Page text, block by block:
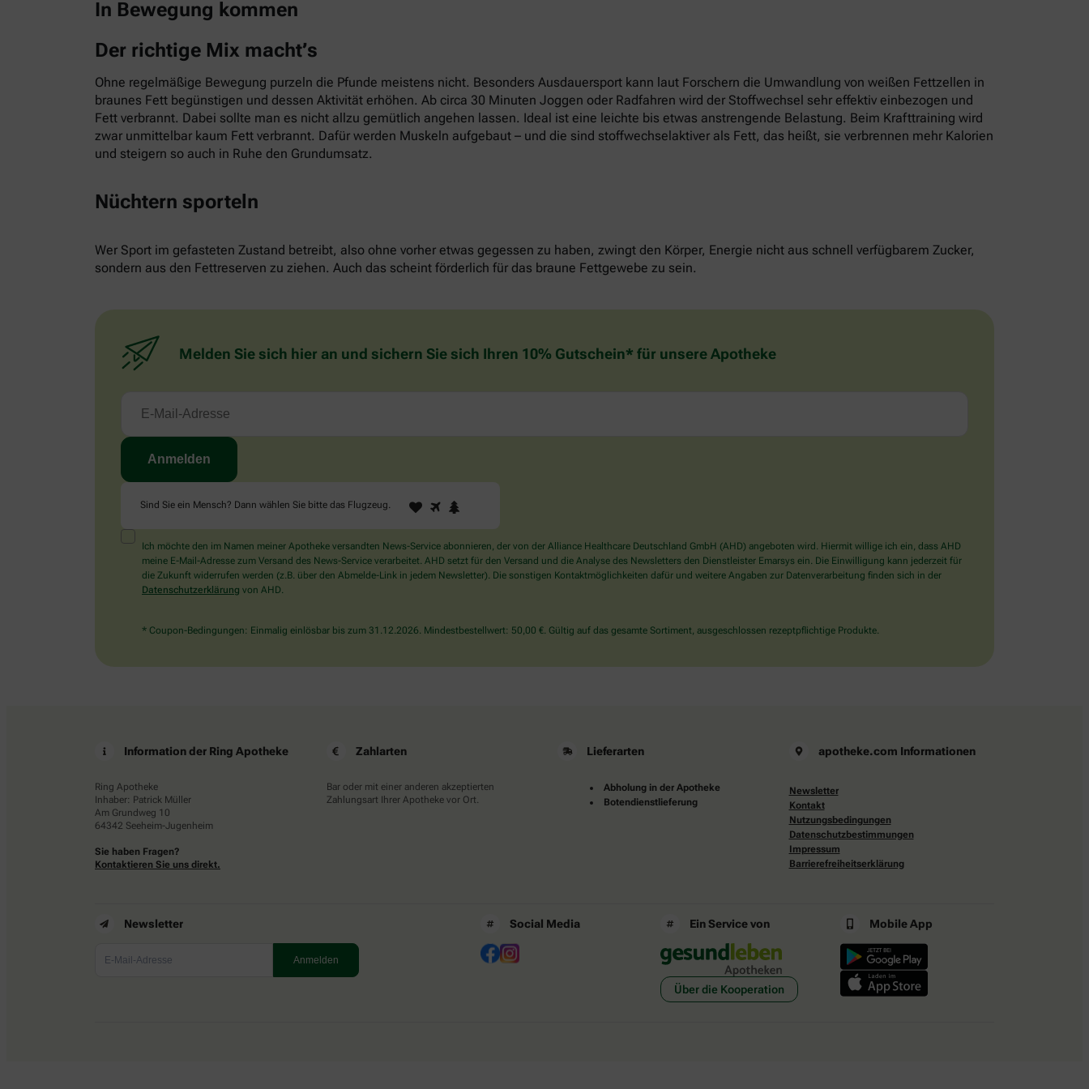
In Bewegung kommen
Der richtige Mix macht’s
Ohne regelmäßige Bewegung purzeln die Pfunde meistens nicht. Besonders Ausdauersport kann laut Forschern die Umwandlung von weißen Fettzellen in
braunes Fett begünstigen und dessen Aktivität erhöhen. Ab circa 30 Minuten Joggen oder Radfahren wird der Stoffwechsel sehr effektiv einbezogen und
Fett verbrannt. Dabei sollte man es nicht allzu gemütlich angehen lassen. Ideal ist eine leichte bis etwas anstrengende Belastung. Beim Krafttraining wird
zwar unmittelbar kaum Fett verbrannt. Dafür werden Muskeln aufgebaut – und die sind stoffwechselaktiver als Fett, das heißt, sie verbrennen mehr Kalorien
und steigern so auch in Ruhe den Grundumsatz.
Nüchtern sporteln
Wer Sport im gefasteten Zustand betreibt, also ohne vorher etwas gegessen zu haben, zwingt den Körper, Energie nicht aus schnell verfügbarem Zucker,
sondern aus den Fettreserven zu ziehen. Auch das scheint förderlich für das braune Fettgewebe zu sein.
Melden Sie sich hier an und sichern Sie sich Ihren 10% Gutschein* für unsere Apotheke
Sind Sie ein Mensch? Dann wählen Sie bitte das Flugzeug.
Sind
Sie
Mensch?
Dann
wählen
Flugzeug.
1 2
Ich möchte den im Namen meiner Apotheke versandten News-Service abonnieren, der von der Alliance Healthcare Deutschland GmbH (AHD) angeboten wird. Hiermit willige ich ein, dass AHD
meine E-Mail-Adresse zum Versand des News-Service verarbeitet. AHD setzt für den Versand und die Analyse des Newsletters den Dienstleister Emarsys ein. Die Einwilligung kann jederzeit für
die Zukunft widerrufen werden (z.B. über den Abmelde-Link in jedem Newsletter). Die sonstigen Kontaktmöglichkeiten dafür und weitere Angaben zur Datenverarbeitung finden sich in der
Datenschutzerklärung von AHD.
* Coupon-Bedingungen: Einmalig einlösbar bis zum 31.12.2026. Mindestbestellwert: 50,00 €. Gültig auf das gesamte Sortiment, ausgeschlossen rezeptpflichtige Produkte.
Information der Ring Apotheke
Ring Apotheke
Inhaber: Patrick Müller
Am Grundweg 10
64342 Seeheim-Jugenheim
Sie haben Fragen?
Kontaktieren Sie uns direkt.
Zahlarten
Bar oder mit einer anderen akzeptierten
Zahlungsart Ihrer Apotheke vor Ort.
Lieferarten
Abholung in der Apotheke
Botendienstlieferung
apotheke.com Informationen
Newsletter
Kontakt
Nutzungsbedingungen
Datenschutzbestimmungen
Impressum
Barrierefreiheitserklärung
Newsletter Social Media Ein Service von
Über die Kooperation
Mobile App